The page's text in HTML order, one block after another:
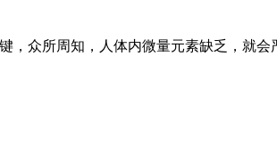
，众所周知，人体内微量元素缺乏，就